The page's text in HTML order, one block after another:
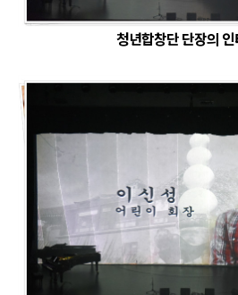
청년합창단 단장의